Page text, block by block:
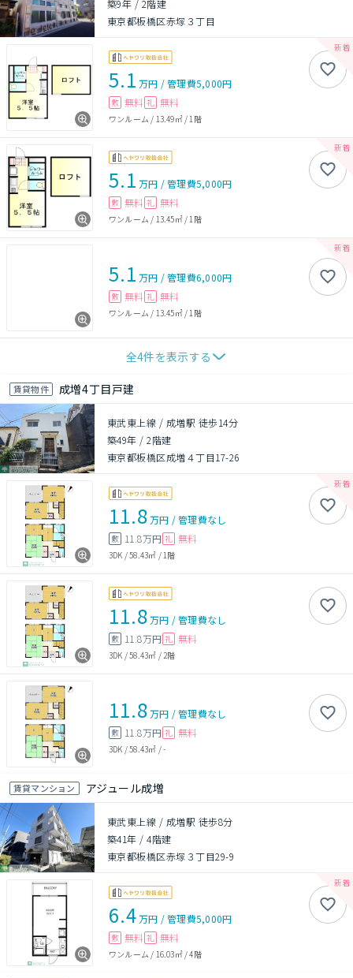
築9年 / 2階建
東京都板橋区赤塚３丁目
5.1 万円 /管理費5,000円
敷 無料 礼 無料
ワンルーム / 13.49㎡/1階
5.1 万円 /管理費5,000円
敷 無料 礼 無料
ワンルーム / 13.45㎡/1階
5.1 万円 /管理費6,000円
敷 無料 礼 無料
ワンルーム / 13.45㎡/ 1階
全4件を表示する
賃貸物件 成増4丁目戸建
東武東上線 / 成増駅 徒歩14分
築49年 /2階建
東京都板橋区成増４丁目17-26
11.8万円 /管理費なし
敷 11.8万円 礼 無料
3DK /58.43㎡ /1階
11.8万円 /管理費なし
敷 11.8万円 礼 無料
3DK /58.43㎡ /2階
11.8万円 /管理費なし
敷 11.8万円 礼 無料
3DK /58.43㎡ /-
賃貸マンション アジュール成増
東武東上線 / 成増駅 徒歩8分
築41年 /4階建
東京都板橋区赤塚３丁目29-9
6.4万円 /管理費5,000円
敷 無料 礼 無料
ワンルーム / 16.03㎡/4階